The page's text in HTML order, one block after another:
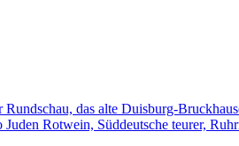
das alte Duisburg-
Rotwein, Süddeutsche teurer,